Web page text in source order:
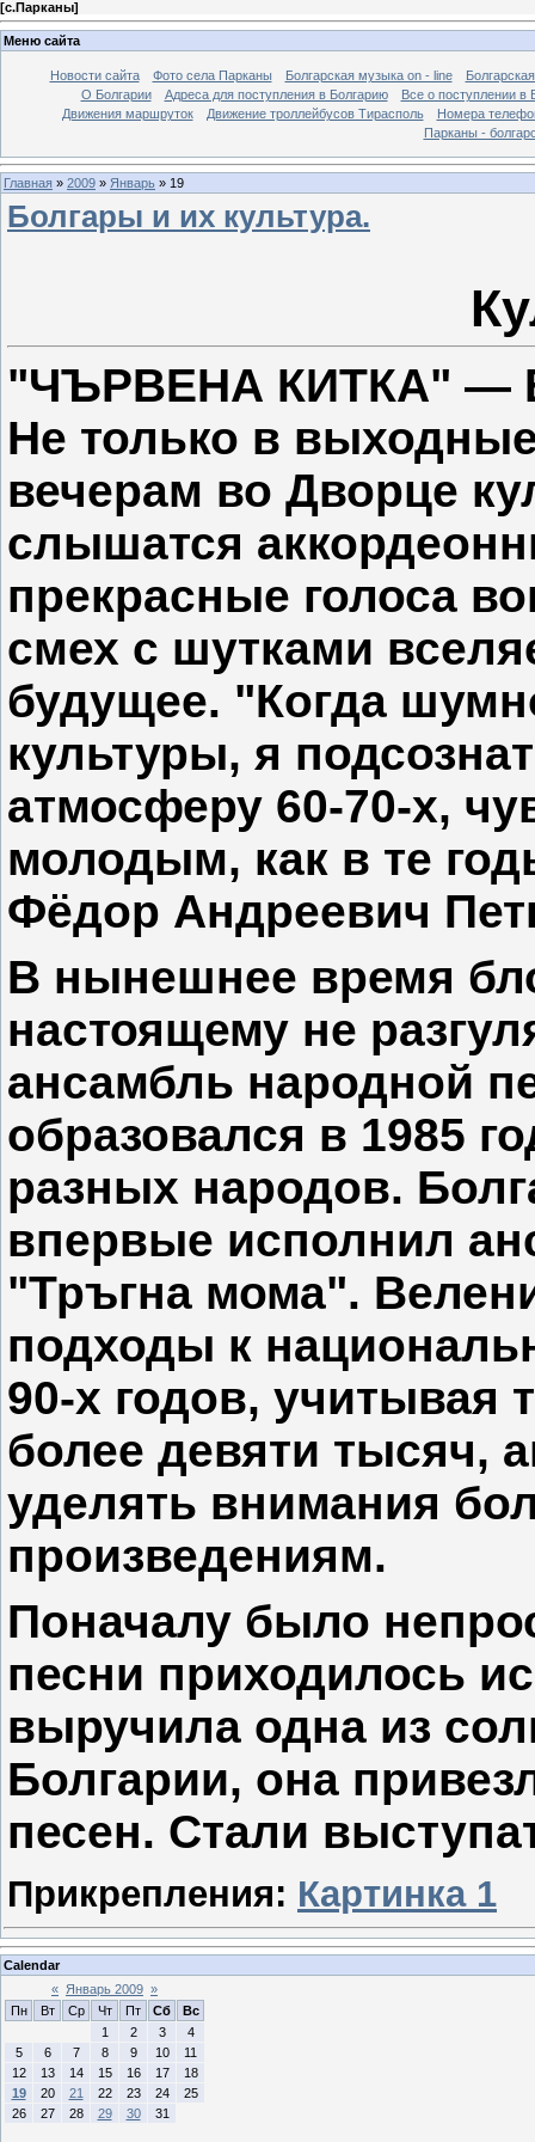
[с.Парканы]
Меню сайта
Новости сайта Фото села Парканы Болгарская музыка on - line
О Болгарии
Адреса для поступления в Болгарию
Все о поступлении в
Движения маршруток
Движение троллейбусов Тирасполь
Номера
Парканы -
Главная » 2009 » Январь » 19
Болгары и их культура.
"ЧЪРВЕНА КИТКА" —
Не только в
вечерам во Дворце
слышатся
прекрасные голоса
смех с шутками
будущее. "Когда
культуры, я
атмосферу 60-70-х,
молодым, как в те
Фёдор Андреевич
В нынешнее время
настоящему не
ансамбль народной
образовался в 1985
разных народов.
впервые исполнил
"Тръгна мома".
подходы к
90-х годов, учитывая
более девяти тысяч,
уделять внимания
произведениям.
Поначалу было
песни приходилось
выручила одна из
Болгарии, она
песен. Стали
Прикрепления: Картинка 1
Calendar
« Январь 2009 »
Пн
Вт Ср Чт Пт Сб
Вс
1
2 3
4
5
6 7 8 9 10
11
12
13 14 15 16 17
18
19
20 21 22 23 24
25
26
27 28 29 30 31